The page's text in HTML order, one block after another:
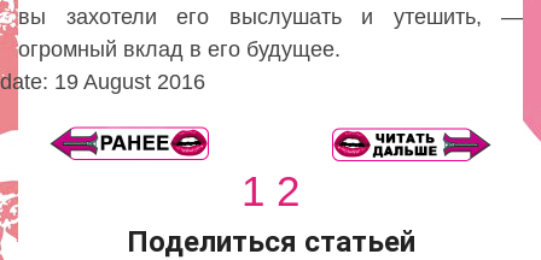
вы захотели его выслушать и утешить, —
огромный вклад в его будущее.
date: 19 August 2016
1 2
Поделиться статьей